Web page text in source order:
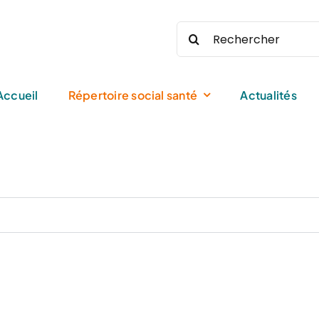
Rechercher:
Répertoire social santé Actualités